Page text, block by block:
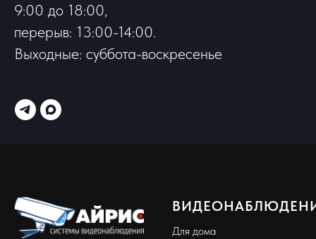
9:00 до 18:00,
перерыв: 13:00-14:00.
Выходные: суббота-воскресенье
Для дома